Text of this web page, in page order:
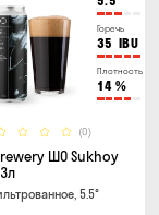
Горечь
35 IBU
Плотность
14 %
(0)
ШО Sukhoy
5.5°